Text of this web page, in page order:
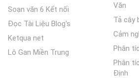
Soạn văn 6 Kết nối
Đọc Tài Liệu Blog's
Ketqua net
Lô Gan Miền Trung
Văn
Tả cây
Cảm
Phân
Phân
Định